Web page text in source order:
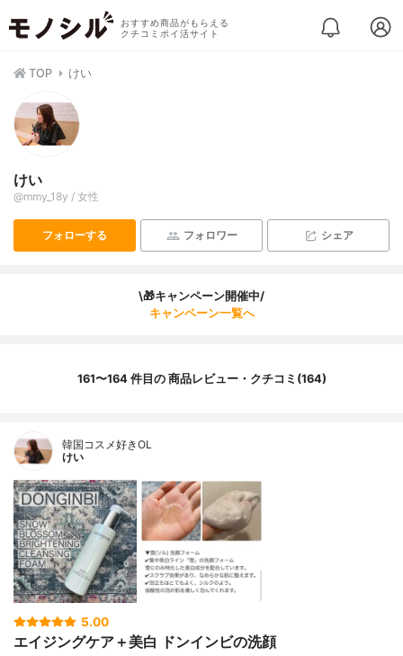
おすすめ商品がもらえる
クチコミポイ活サイト
TOP けい
けい
@mmy_18y / 女性
フォローする フォロワー シェア
\🎁キャンペーン開催中/
キャンペーン一覧へ
161〜164 件目の 商品レビュー・クチコミ(164)
韓国コスメ好きOL
けい
5.00
エイジングケア＋美白 ドンインビの洗顔